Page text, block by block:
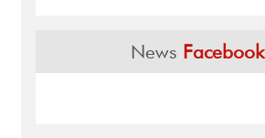
News Facebook